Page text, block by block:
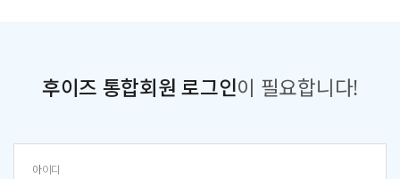
후이즈 통합회원 로그인이 필요합니다!